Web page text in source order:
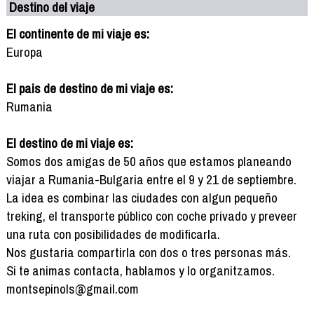
Destino del viaje
El continente de mi viaje es:
Europa
El pais de destino de mi viaje es:
Rumania
El destino de mi viaje es:
Somos dos amigas de 50 años que estamos planeando
viajar a Rumania-Bulgaria entre el 9 y 21 de septiembre.
La idea es combinar las ciudades con algun pequeño
treking, el transporte público con coche privado y preveer
una ruta con posibilidades de modificarla.
Nos gustaria compartirla con dos o tres personas más.
Si te animas contacta, hablamos y lo organitzamos.
montsepinols@gmail.com